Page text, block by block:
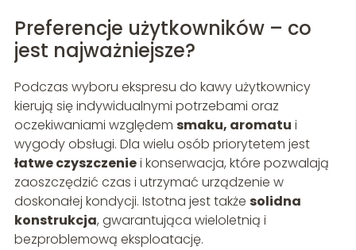
Preferencje użytkowników – co
jest najważniejsze?
Podczas wyboru ekspresu do kawy użytkownicy
kierują się indywidualnymi potrzebami oraz
oczekiwaniami względem smaku, aromatu i
wygody obsługi. Dla wielu osób priorytetem jest
łatwe czyszczeniei konserwacja, które pozwalają
zaoszczędzić czas i utrzymać urządzenie w
doskonałej kondycji. Istotna jest także solidna
konstrukcja, gwarantująca wieloletnią i
bezproblemową eksploatację.